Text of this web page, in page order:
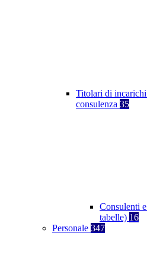
Titolari di
consulenza 35
Consulenti
tabelle) 16
Personale 347